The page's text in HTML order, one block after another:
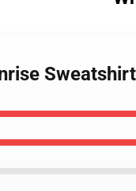
Sweatshirt